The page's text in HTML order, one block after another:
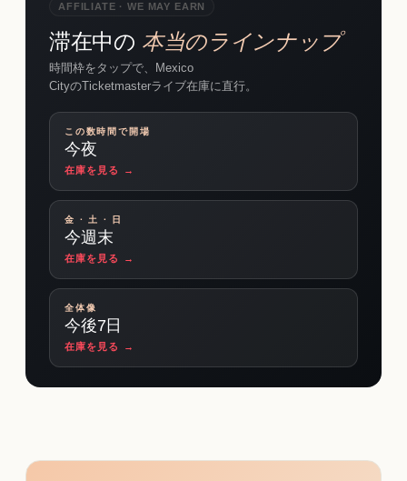
AFFILIATE · WE MAY EARN
滞在中の 本当のラインナップ
時間枠をタップで、Mexico
CityのTicketmasterライブ在庫に直行。
この数時間で開場
今夜
在庫を見る →
金 · 土 · 日
今週末
在庫を見る →
全体像
今後7日
在庫を見る →